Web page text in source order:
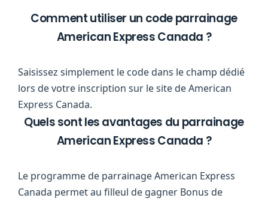
Comment utiliser un code parrainage
American Express Canada ?
Saisissez simplement le code dans le champ dédié
lors de votre inscription sur le site de American
Express Canada.
Quels sont les avantages du parrainage
American Express Canada ?
Le programme de parrainage American Express
Canada permet au filleul de gagner Bonus de